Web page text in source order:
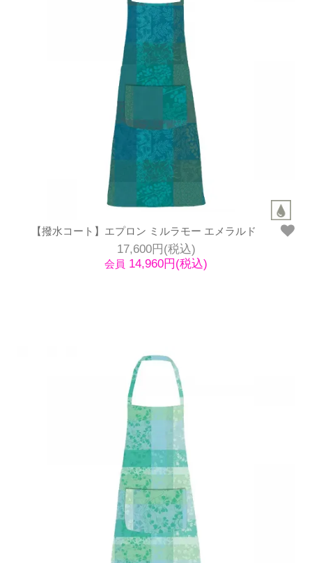
【撥水コート】エプロン ミルラモー エメラルド
17,600円(税込)
会員 14,960円(税込)